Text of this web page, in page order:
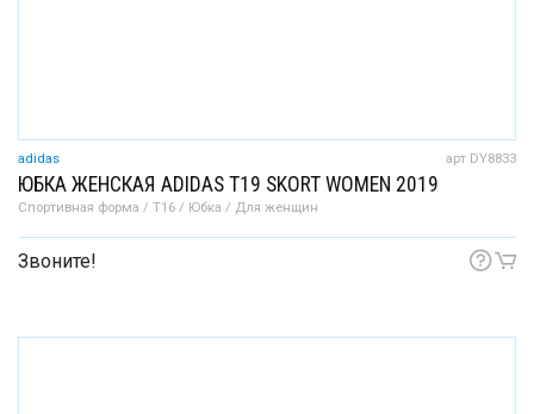
adidas арт DY8833
ЮБКА ЖЕНСКАЯ ADIDAS T19 SKORT WOMEN 2019
Спортивная форма / T16 / Юбка / Для женщин
Звоните!